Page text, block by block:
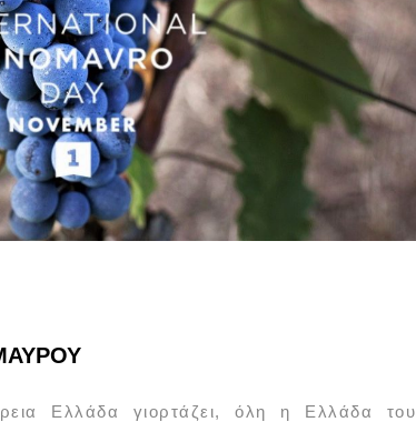
Ελλάδα γιορτάζει, όλη η Ελλάδα του